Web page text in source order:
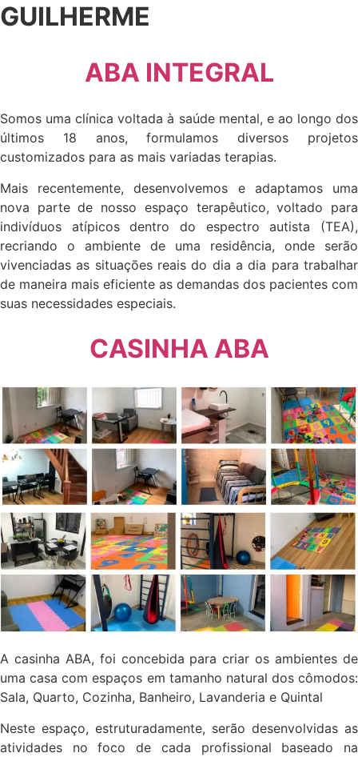
GUILHERME
ABA INTEGRAL
Somos uma clínica voltada à saúde mental, e ao longo dos
últimos 18 anos, formulamos diversos projetos
customizados para as mais variadas terapias.
Mais recentemente, desenvolvemos e adaptamos uma
nova parte de nosso espaço terapêutico, voltado para
indivíduos atípicos dentro do espectro autista (TEA),
recriando o ambiente de uma residência, onde serão
vivenciadas as situações reais do dia a dia para trabalhar
de maneira mais eficiente as demandas dos pacientes com
suas necessidades especiais.
CASINHA ABA
A casinha ABA, foi concebida para criar os ambientes de
uma casa com espaços em tamanho natural dos cômodos:
Sala, Quarto, Cozinha, Banheiro, Lavanderia e Quintal
Neste espaço, estruturadamente, serão desenvolvidas as
atividades no foco de cada profissional baseado na